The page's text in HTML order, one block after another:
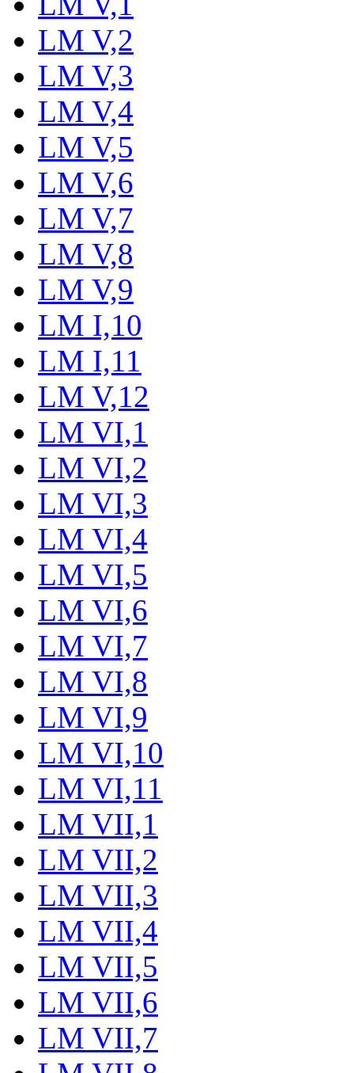
LM V,2
LM V,3
LM V,4
LM V,5
LM V,6
LM V,7
LM V,8
LM V,9
LM I,10
LM I,11
LM V,12
LM VI,1
LM VI,2
LM VI,3
LM VI,4
LM VI,5
LM VI,6
LM VI,7
LM VI,8
LM VI,9
LM VI,10
LM VI,11
LM VII,1
LM VII,2
LM VII,3
LM VII,4
LM VII,5
LM VII,6
LM VII,7